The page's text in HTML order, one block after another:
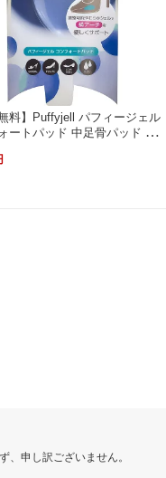
無料】Puffyjell パフィージェル
ートパッド 中足骨パッド 横
反母趾 クッション ジェル
靴 中敷 インソール ポリウ
、申し訳ございません。